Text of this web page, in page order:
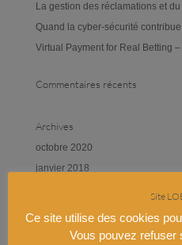
La gestion des réclamations et
Quand la cyber-sécurité
Virtual Payment for Real Betting
Commentaires récents
Archives
octobre 2020
janvier 2018
septembre 2016
Site
Ce site utilise des cookies
Vous pouvez refuser